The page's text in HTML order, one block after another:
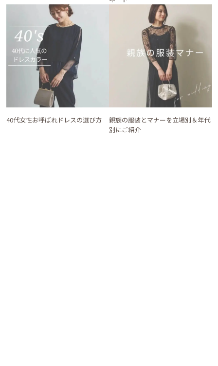
40代女性お呼ばれドレスの選び方
親族の服装とマナーを立場別＆年代
別にご紹介